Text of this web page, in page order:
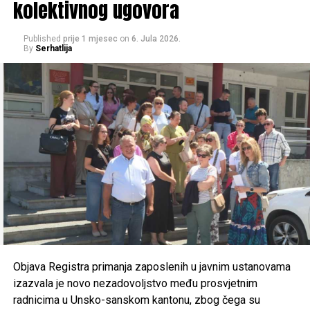
Nogometni klub “Jedinstvo” Bihać –
Košarkaški klub “Željo 1971” Bihać –
Gradski sportski savez Cazin –
Konjički klub “Krajišnik” Velika Kladuša –50.000
KM
Konjički klub “Potkovica” Sanski Most –50.000 KM
Konjički klub “Jedinstvo” Bihać –40.000 KM
Konjički klub “Cazin” –40.000 KM
Rukometni klub “Sana 7” Sanski Most –35.000 KM
Raspodjela sredstava po gradovima
i klubovima
Cazin – 166.200 KM
kolektivnog ugovora
Published prije 1 mjesec on 6. Jula 2026.
By Serhatlija
Objava Registra primanja zaposlenih u javnim ustanovama
izazvala je novo nezadovoljstvo među prosvjetnim
radnicima u Unsko-sanskom kantonu, zbog čega su